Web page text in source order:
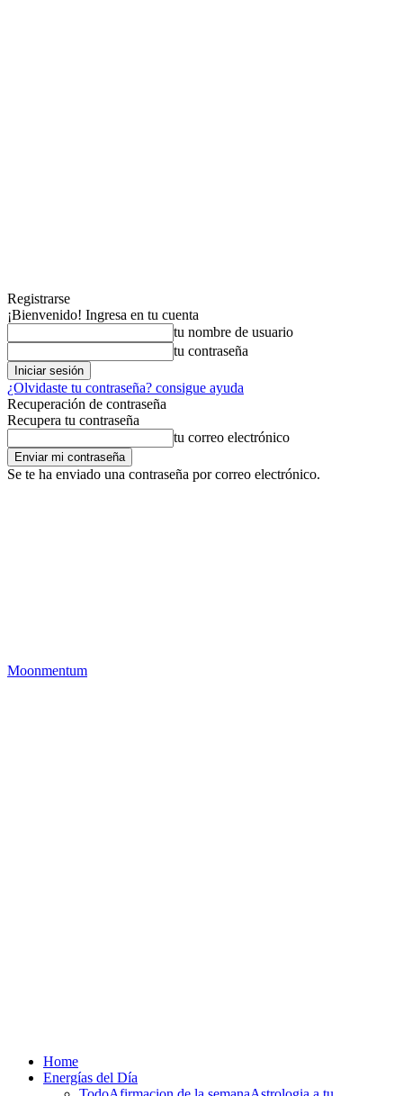
Registrarse
¡Bienvenido! Ingresa en tu cuenta
tu nombre de usuario
tu contraseña
¿Olvidaste tu contraseña? consigue ayuda
Recuperación de contraseña
Recupera tu contraseña
tu correo electrónico
Se te ha enviado una contraseña por correo electrónico.
Moonmentum
Home
Energías del Día